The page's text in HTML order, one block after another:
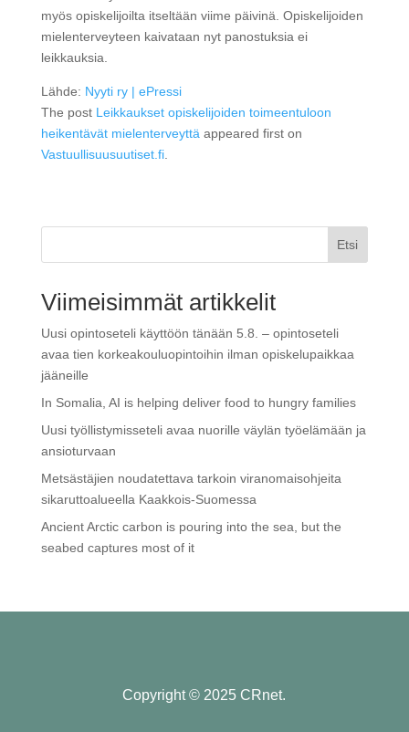
myös opiskelijoilta itseltään viime päivinä. Opiskelijoiden
mielenterveyteen kaivataan nyt panostuksia ei
leikkauksia.
Lähde: Nyyti ry | ePressi
The post Leikkaukset opiskelijoiden toimeentuloon
heikentävät mielenterveyttäappeared first on
Vastuullisuusuutiset.fi.
Etsi
Viimeisimmät artikkelit
Uusi opintoseteli käyttöön tänään 5.8. – opintoseteli
avaa tien korkeakouluopintoihin ilman opiskelupaikkaa
jääneille
In Somalia, AI is helping deliver food to hungry families
Uusi työllistymisseteli avaa nuorille väylän työelämään ja
ansioturvaan
Metsästäjien noudatettava tarkoin viranomaisohjeita
sikaruttoalueella Kaakkois-Suomessa
Ancient Arctic carbon is pouring into the sea, but the
seabed captures most of it
Copyright © 2025 CRnet.